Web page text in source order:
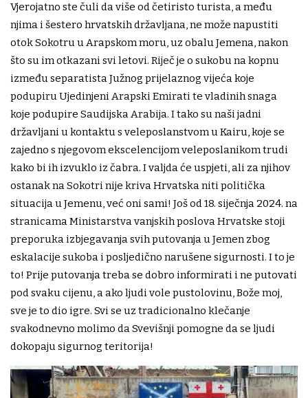
Vjerojatno ste čuli da više od četiristo turista, a među
njima i šestero hrvatskih državljana, ne može napustiti
otok Sokotru u Arapskom moru, uz obalu Jemena, nakon
što su im otkazani svi letovi. Riječ je o sukobu na kopnu
između separatista Južnog prijelaznog vijeća koje
podupiru Ujedinjeni Arapski Emirati te vladinih snaga
koje podupire Saudijska Arabija. I tako su naši jadni
državljani u kontaktu s veleposlanstvom u Kairu, koje se
zajedno s njegovom ekscelencijom veleposlanikom trudi
kako bi ih izvuklo iz čabra. I valjda će uspjeti, ali za njihov
ostanak na Sokotri nije kriva Hrvatska niti politička
situacija u Jemenu, već oni sami! Još od 18. siječnja 2024. na
stranicama Ministarstva vanjskih poslova Hrvatske stoji
preporuka izbjegavanja svih putovanja u Jemen zbog
eskalacije sukoba i posljedično narušene sigurnosti. I to je
to! Prije putovanja treba se dobro informirati i ne putovati
pod svaku cijenu, a ako ljudi vole pustolovinu, Bože moj,
sve je to dio igre. Svi se uz tradicionalno klečanje
svakodnevno molimo da Svevišnji pomogne da se ljudi
dokopaju sigurnog teritorija!